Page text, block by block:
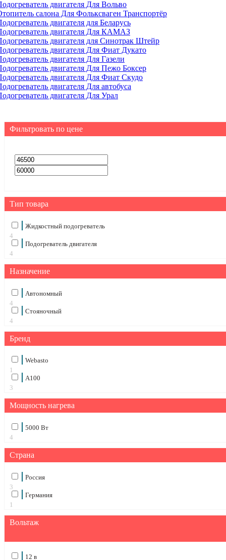
двигателя Для Вольво
салона Для Фольксваген Транспортёр
двигателя для Беларусь
двигателя Для КАМАЗ
двигателя для Синотрак Штейр
двигателя Для Фиат Дукато
двигателя Для Газели
двигателя Для Пежо Боксер
двигателя Для Фиат Скудо
двигателя Для автобуса
двигателя Для Урал
Фильтровать по цене
Тип товара
Жидкостный подогреватель
4
Подогреватель двигателя
4
Назначение
Автономный
4
Стояночный
4
Бренд
Webasto
1
А100
3
Мощность нагрева
5000 Вт
4
Страна
Россия
3
Германия
1
Вольтаж
12 в